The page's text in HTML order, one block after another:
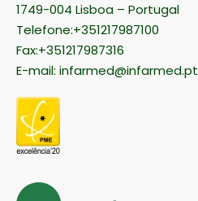
1749-004 Lisboa – Portugal
Telefone:+351217987100
Fax:+351217987316
E-mail: infarmed@infarmed.pt